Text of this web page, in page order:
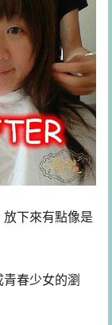
下來有點像是
春少女的瀏